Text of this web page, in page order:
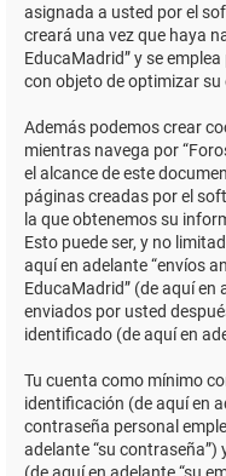
asignada a usted por el
creará una vez que haya
EducaMadrid” y se
con objeto de optimizar su
Además podemos crear
mientras navega por
el alcance de este
páginas creadas por el
la que obtenemos su
Esto puede ser, y no
aquí en adelante “envíos
EducaMadrid” (de aquí en
enviados por usted
identificado (de aquí en
Tu cuenta como mínimo
identificación (de aquí en
contraseña personal
adelante “su contraseña”)
(de aquí en adelante “su